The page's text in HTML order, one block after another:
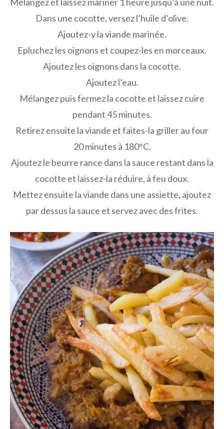
Dans une cocotte, versez l’huile d’olive.
Ajoutez-y la viande marinée.
Epluchez les oignons et coupez-les en morceaux.
Ajoutez les oignons dans la cocotte.
Ajoutez l’eau.
Mélangez puis fermez la cocotte et laissez cuire
pendant 45 minutes.
Retirez ensuite la viande et faites-la griller au four
20 minutes à 180°C.
Ajoutez le beurre rance dans la sauce restant dans la
cocotte et laissez-la réduire, à feu doux.
Mettez ensuite la viande dans une assiette, ajoutez
par dessus la sauce et servez avec des frites.